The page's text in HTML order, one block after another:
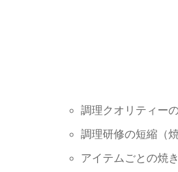
調理クオリティー
調理研修の短縮（
アイテムごとの焼